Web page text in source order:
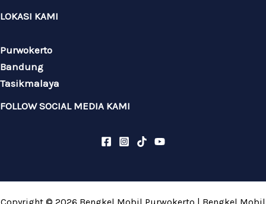
LOKASI KAMI
Purwokerto
Bandung
Tasikmalaya
FOLLOW SOCIAL MEDIA KAMI